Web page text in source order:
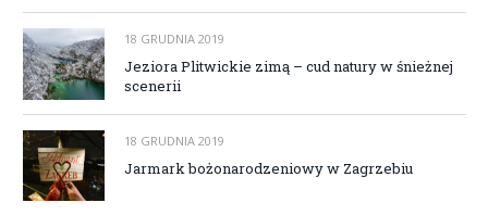
18 GRUDNIA 2019
Jeziora Plitwickie zimą – cud natury w śnieżnej
scenerii
18 GRUDNIA 2019
Jarmark bożonarodzeniowy w Zagrzebiu